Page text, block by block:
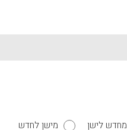
מחדש לישן
מישן לחדש